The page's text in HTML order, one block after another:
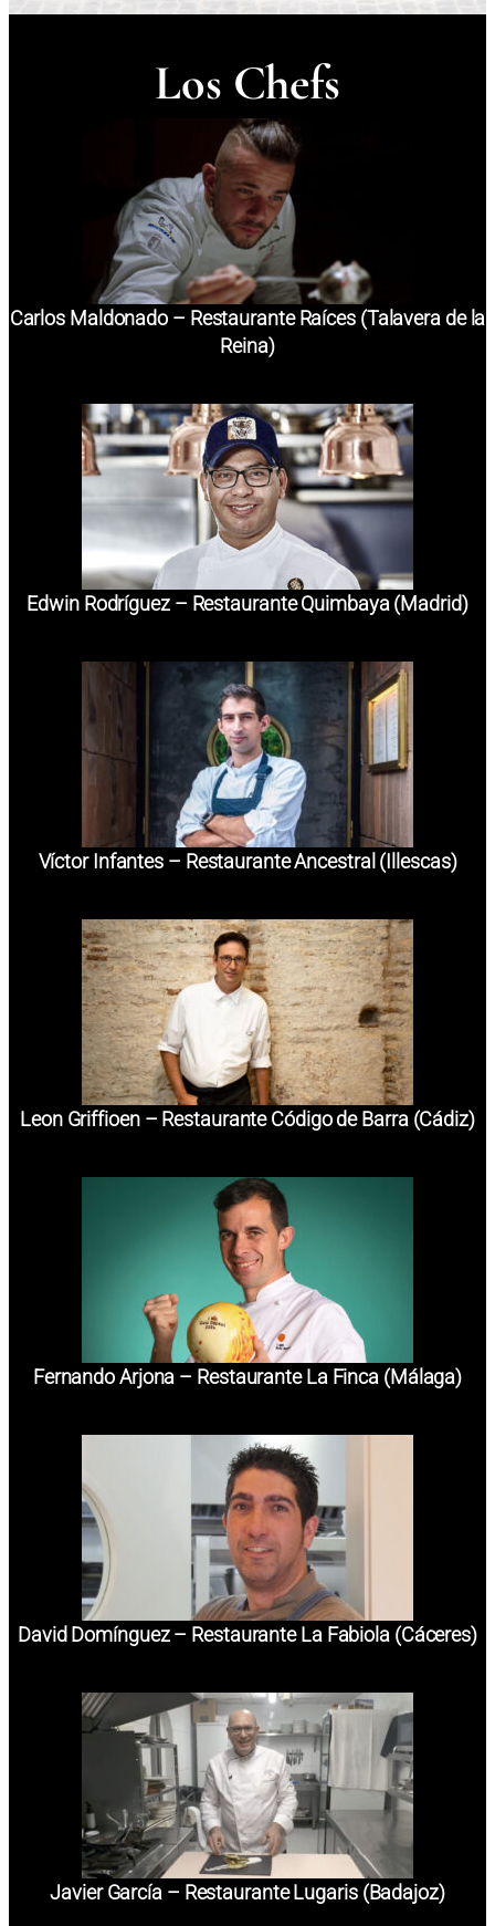
Los Chefs
Carlos Maldonado – Restaurante Raíces (Talavera de la
Reina)
Edwin Rodríguez – Restaurante Quimbaya (Madrid)
Víctor Infantes – Restaurante Ancestral (Illescas)
Leon Griffioen – Restaurante Código de Barra (Cádiz)
Fernando Arjona – Restaurante La Finca (Málaga)
David Domínguez – Restaurante La Fabiola (Cáceres)
Javier García – Restaurante Lugaris (Badajoz)